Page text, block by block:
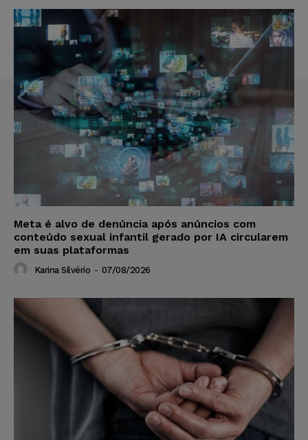
Meta é alvo de denúncia após anúncios com
conteúdo sexual infantil gerado por IA circularem
em suas plataformas
Karina Silvério - 07/08/2026